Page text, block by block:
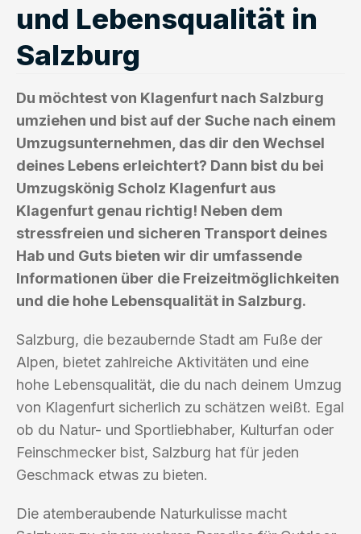
und Lebensqualität in
Salzburg
Du möchtest von Klagenfurt nach Salzburg
umziehen und bist auf der Suche nach einem
Umzugsunternehmen, das dir den Wechsel
deines Lebens erleichtert? Dann bist du bei
Umzugskönig Scholz Klagenfurt aus
Klagenfurt genau richtig! Neben dem
stressfreien und sicheren Transport deines
Hab und Guts bieten wir dir umfassende
Informationen über die Freizeitmöglichkeiten
und die hohe Lebensqualität in Salzburg.
Salzburg, die bezaubernde Stadt am Fuße der
Alpen, bietet zahlreiche Aktivitäten und eine
hohe Lebensqualität, die du nach deinem Umzug
von Klagenfurt sicherlich zu schätzen weißt. Egal
ob du Natur- und Sportliebhaber, Kulturfan oder
Feinschmecker bist, Salzburg hat für jeden
Geschmack etwas zu bieten.
Die atemberaubende Naturkulisse macht